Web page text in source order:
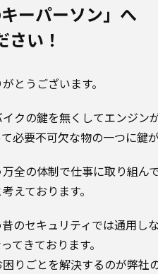
ーパーソン」へ
さい！
とうございます。
クの鍵を無くしてエンジン
必要不可欠な物の一つに鍵が
全の体制で仕事に取り組ん
えております。
のセキュリティでは通用し
てきております。
りごとを解決するのが弊社